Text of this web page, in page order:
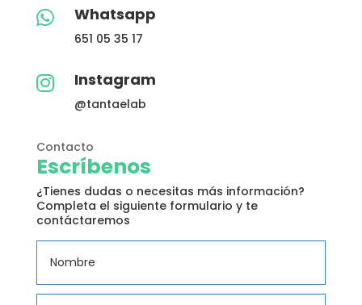
 Whatsapp
651 05 35 17
 Instagram
@tantaelab
Contacto
Escríbenos
¿Tienes dudas o necesitas más información?
Completa el siguiente formulario y te
contáctaremos